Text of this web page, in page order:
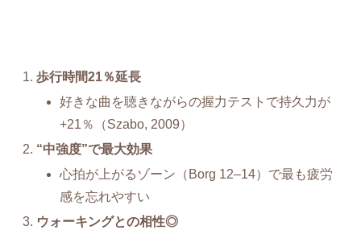
歩行時間21％延長
好きな曲を聴きながらの握力テストで持久力が
+21％（Szabo, 2009）
“中強度”で最大効果
心拍が上がるゾーン（Borg 12–14）で最も疲労
感を忘れやすい
ウォーキングとの相性◎